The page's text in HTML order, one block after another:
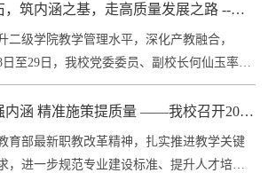
，筑内涵之基，走高质量发展之路 --何
邮电职院开展专题交流学习
二级学院教学管理水平，深化产教融合，
日至29日，我校党委委员、副校长何仙玉率教
...
内涵 精准施策提质量 ——我校召开2026
培养方案和专业技能考核标准与题库制
训会
育部最新职教改革精神，扎实推进教学关键
，进一步规范专业建设标准、提升人才培养